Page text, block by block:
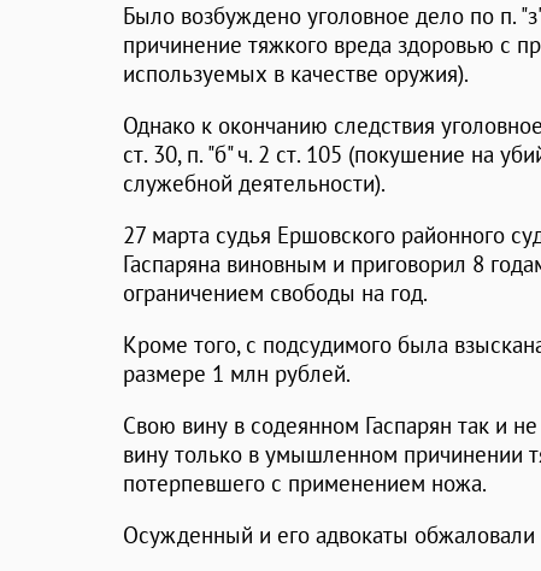
Было возбуждено уголовное дело по п.
причинение тяжкого вреда здоровью с
используемых в качестве оружия).
Однако к окончанию следствия
ст. 30, п. "б" ч. 2 ст. 105 (покушение на
служебной деятельности).
27 марта судья Ершовского районного
Гаспаряна виновным и приговорил 8
ограничением свободы на год.
Кроме того, с подсудимого была
размере 1 млн рублей.
Свою вину в содеянном Гаспарян так и
вину только в умышленном причинении
потерпевшего с применением ножа.
Осужденный и его адвокаты обжаловали